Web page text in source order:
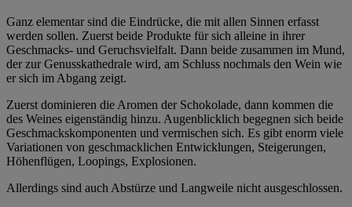
Ganz elementar sind die Eindrücke, die mit allen Sinnen erfasst
werden sollen. Zuerst beide Produkte für sich alleine in ihrer
Geschmacks- und Geruchsvielfalt. Dann beide zusammen im Mund,
der zur Genusskathedrale wird, am Schluss nochmals den Wein wie
er sich im Abgang zeigt.
Zuerst dominieren die Aromen der Schokolade, dann kommen die
des Weines eigenständig hinzu. Augenblicklich begegnen sich beide
Geschmackskomponenten und vermischen sich. Es gibt enorm viele
Variationen von geschmacklichen Entwicklungen, Steigerungen,
Höhenflügen, Loopings, Explosionen.
Allerdings sind auch Abstürze und Langweile nicht ausgeschlossen.